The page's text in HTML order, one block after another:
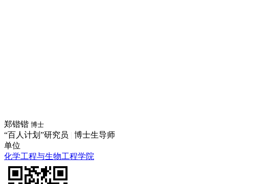
郑锴锴 博士
“百人计划”研究员
博士生导师
单位
化学工程与生物工程学院